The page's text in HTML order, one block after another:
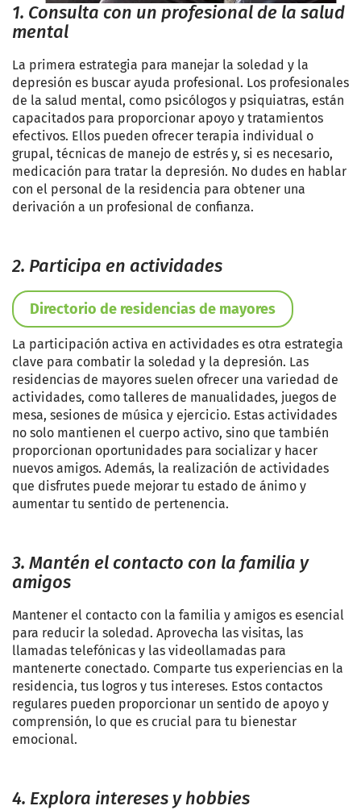
1. Consulta con un profesional de la salud
mental
La primera estrategia para manejar la soledad y la
depresión es buscar ayuda profesional. Los profesionales
de la salud mental, como psicólogos y psiquiatras, están
capacitados para proporcionar apoyo y tratamientos
efectivos. Ellos pueden ofrecer terapia individual o
grupal, técnicas de manejo de estrés y, si es necesario,
medicación para tratar la depresión. No dudes en hablar
con el personal de la residencia para obtener una
derivación a un profesional de confianza.
2. Participa en actividades
Directorio de residencias de mayores
La participación activa en actividades es otra estrategia
clave para combatir la soledad y la depresión. Las
residencias de mayores suelen ofrecer una variedad de
actividades, como talleres de manualidades, juegos de
mesa, sesiones de música y ejercicio. Estas actividades
no solo mantienen el cuerpo activo, sino que también
proporcionan oportunidades para socializar y hacer
nuevos amigos. Además, la realización de actividades
que disfrutes puede mejorar tu estado de ánimo y
aumentar tu sentido de pertenencia.
3. Mantén el contacto con la familia y
amigos
Mantener el contacto con la familia y amigos es esencial
para reducir la soledad. Aprovecha las visitas, las
llamadas telefónicas y las videollamadas para
mantenerte conectado. Comparte tus experiencias en la
residencia, tus logros y tus intereses. Estos contactos
regulares pueden proporcionar un sentido de apoyo y
comprensión, lo que es crucial para tu bienestar
emocional.
4. Explora intereses y hobbies